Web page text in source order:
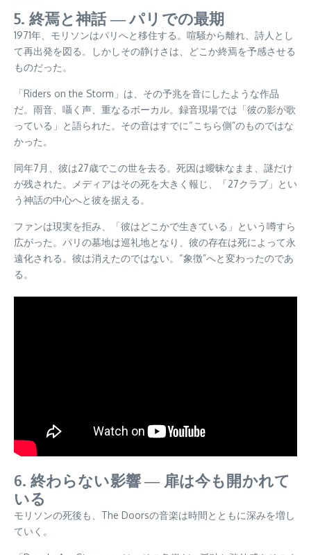
5. 終焉と神話 ― パリでの最期
1971年、モリソンはパリへと移住する。喧騒から離れ、詩人とし
て再出発を図る。しかしその静けさは、どこか終焉を予感させる
ものだった。
「Riders on the Storm」は、その予兆を音にしたような作品
だ。雨音、囁く声、重なるボーカル。録音現場では「彼の影が歌
っている」と語られた。その音はすでに“こちら側”のものではな
かった。
同年7月、彼は27歳でこの世を去る。死因は曖昧なまま、謎だけ
が残された。メディアはその死を大きく報じ、「27クラブ」とい
う神話の中心へと彼を据える。
ファンは現実を拒み、「彼はどこかで生きている」という噂すら
広がった。パリの墓地は巡礼地となり、彼の存在は死によって永
遠化される。彼は消えたのではない。“象徴”へと変わったのであ
る。
6. 終わらない影響 ― 扉は今も開かれて
いる
モリソンの死後も、The Doorsの音楽は時間とともに深みを増し
ていく。